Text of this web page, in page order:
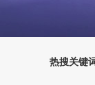
热搜关键